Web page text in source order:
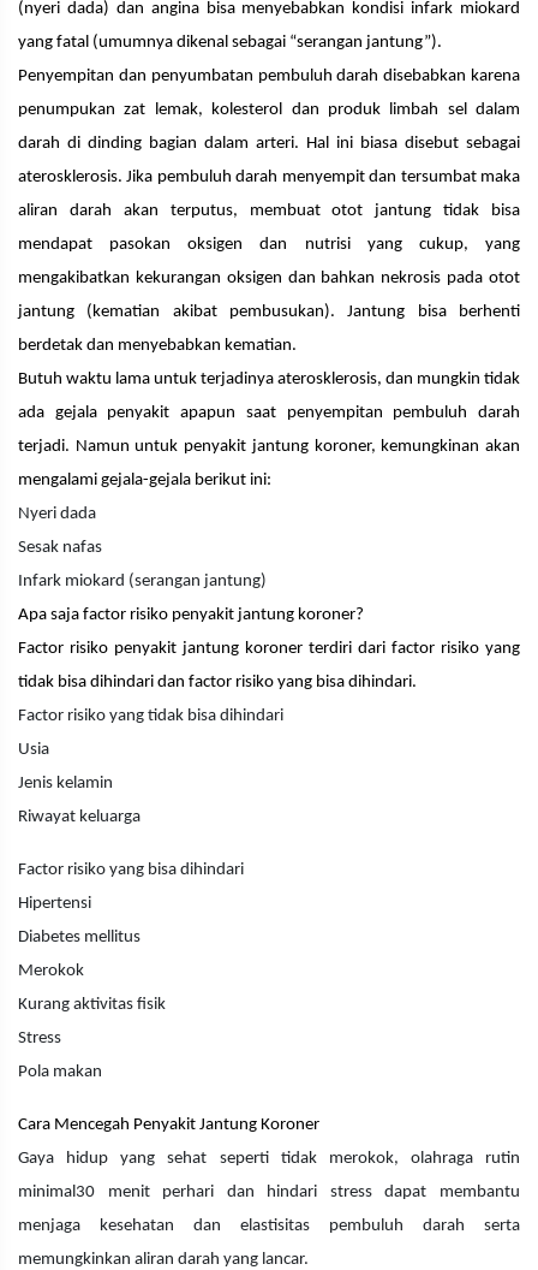
(nyeri dada) dan angina bisa menyebabkan kondisi infark miokard
yang fatal (umumnya dikenal sebagai “serangan jantung”).
Penyempitan dan penyumbatan pembuluh darah disebabkan karena
penumpukan zat lemak, kolesterol dan produk limbah sel dalam
darah di dinding bagian dalam arteri. Hal ini biasa disebut sebagai
aterosklerosis. Jika pembuluh darah menyempit dan tersumbat maka
aliran darah akan terputus, membuat otot jantung tidak bisa
mendapat pasokan oksigen dan nutrisi yang cukup, yang
mengakibatkan kekurangan oksigen dan bahkan nekrosis pada otot
jantung (kematian akibat pembusukan). Jantung bisa berhenti
berdetak dan menyebabkan kematian.
Butuh waktu lama untuk terjadinya aterosklerosis, dan mungkin tidak
ada gejala penyakit apapun saat penyempitan pembuluh darah
terjadi. Namun untuk penyakit jantung koroner, kemungkinan akan
mengalami gejala-gejala berikut ini:
Nyeri dada
Sesak nafas
Infark miokard (serangan jantung)
Apa saja factor risiko penyakit jantung koroner?
Factor risiko penyakit jantung koroner terdiri dari factor risiko yang
tidak bisa dihindari dan factor risiko yang bisa dihindari.
Factor risiko yang tidak bisa dihindari
Usia
Jenis kelamin
Riwayat keluarga
Factor risiko yang bisa dihindari
Hipertensi
Diabetes mellitus
Merokok
Kurang aktivitas fisik
Stress
Pola makan
Cara Mencegah Penyakit Jantung Koroner
Gaya hidup yang sehat seperti tidak merokok, olahraga rutin
minimal30 menit perhari dan hindari stress dapat membantu
menjaga kesehatan dan elastisitas pembuluh darah serta
memungkinkan aliran darah yang lancar.